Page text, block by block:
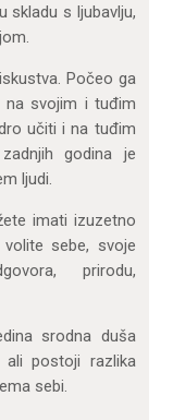
skladu s ljubavlju,
Počeo ga
na svojim i tuđim
učiti i na tuđim
godina je
ljudi.
imati izuzetno
sebe, svoje
prirodu,
srodna duša
postoji razlika
sebi.